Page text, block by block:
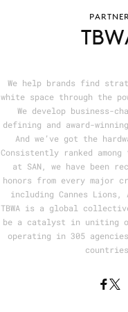
We help brands find
white space through the
We develop business-
defining and award-
And we’ve got the
Consistently ranked
at SAN, we have been
honors from every major
including Cannes Lions,
TBWA is a global
be a catalyst in uniting
operating in 305